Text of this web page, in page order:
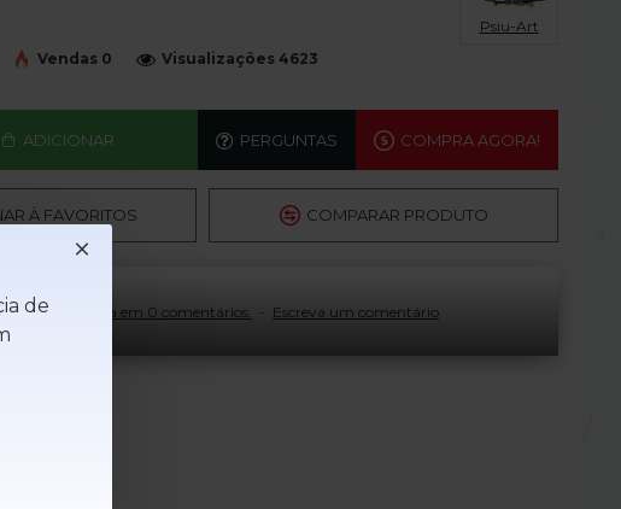
de
um ajuste perfeito para qualquer tamanho
Solar:Ideal para proteger seu rosto e olhos dos raios
confortável em dias ensolarados.
Adicione um toque personalizado ao seu visual
ao Ar Livre:
qualquer atividade ao ar livre.
Baseada em 0 comentários. - Escreva um comentário
Psiu-Art
Vendas 0
Visualizações 4623
ADICIONAR PERGUNTAS COMPRA AGORA!
À FAVORITOS COMPARAR PRODUTO